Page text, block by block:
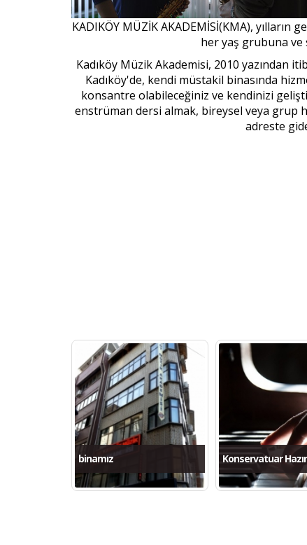
KADIKÖY MÜZİK AKADEMİSİ(KMA),
her yaş grubuna
Kadıköy Müzik Akademisi, 2010 yazından
Kadıköy'de, kendi müstakil binasında
konsantre olabileceğiniz ve kendinizi
enstrüman dersi almak, bireysel veya grup
adreste
binamız Konservatuar